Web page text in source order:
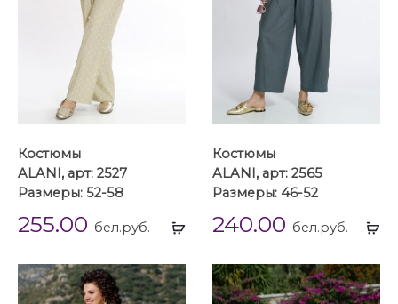
Выбрать
Костюмы
ALANI, арт: 2527
Размеры: 52-58
255.00 бел.руб.
Костюмы
ALANI, арт: 2565
Размеры: 46-52
240.00 бел.руб.